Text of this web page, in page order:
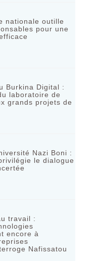
nationale outille
pour une
Burkina Digital :
laboratoire de
grands projets de
Nazi Boni :
le dialogue
travail :
encore à
Nafissatou